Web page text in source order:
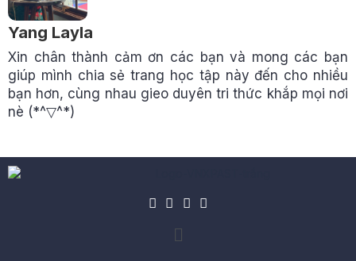
Yang Layla
Xin chân thành cảm ơn các bạn và mong các bạn
giúp mình chia sẻ trang học tập này đến cho nhiều
bạn hơn, cùng nhau gieo duyên tri thức khắp mọi nơi
nè (*^▽^*)